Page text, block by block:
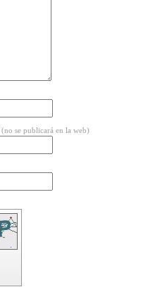
(no se publicará en la web)